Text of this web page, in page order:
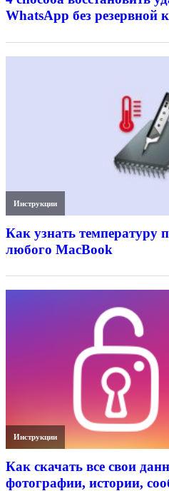
WhatsApp без резервной
Инструкции
Как узнать температуру
любого MacBook
Инструкции
Как скачать все свои
фотографии, истории,